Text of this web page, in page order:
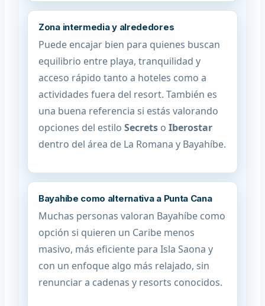
Zona intermedia y alrededores
Puede encajar bien para quienes buscan
equilibrio entre playa, tranquilidad y
acceso rápido tanto a hoteles como a
actividades fuera del resort. También es
una buena referencia si estás valorando
opciones del estilo Secrets o Iberostar
dentro del área de La Romana y Bayahíbe.
Bayahíbe como alternativa a Punta Cana
Muchas personas valoran Bayahíbe como
opción si quieren un Caribe menos
masivo, más eficiente para Isla Saona y
con un enfoque algo más relajado, sin
renunciar a cadenas y resorts conocidos.